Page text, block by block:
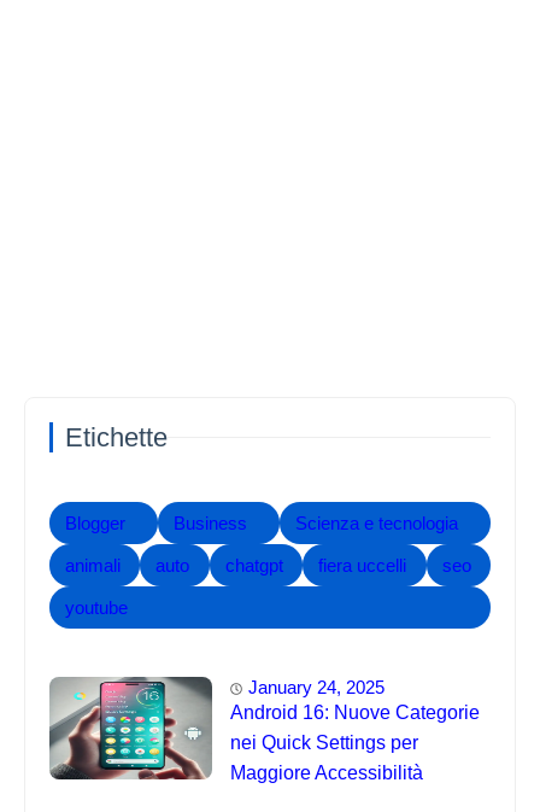
Etichette
Blogger Business Scienza e tecnologia
animali auto chatgpt fiera uccelli seo
youtube
January 24, 2025
Android 16: Nuove Categorie
nei Quick Settings per
Maggiore Accessibilità